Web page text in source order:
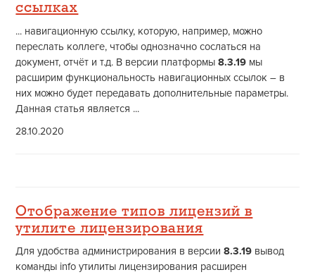
ссылках
... навигационную ссылку, которую, например, можно
переслать коллеге, чтобы однозначно сослаться на
документ, отчёт и т.д. В версии платформы8.3.19 мы
расширим функциональность навигационных ссылок – в
них можно будет передавать дополнительные параметры.
Данная статья является ...
28.10.2020
Отображение типов лицензий в
утилите лицензирования
Для удобства администрирования в версии8.3.19 вывод
команды info утилиты лицензирования расширен